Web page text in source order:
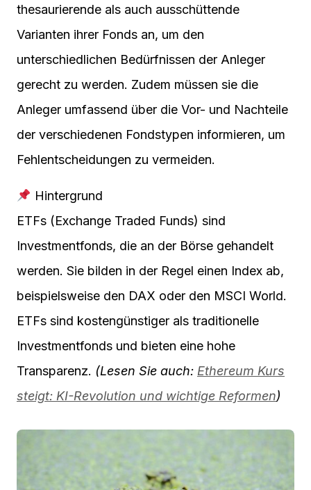
thesaurierende als auch ausschüttende
Varianten ihrer Fonds an, um den
unterschiedlichen Bedürfnissen der Anleger
gerecht zu werden. Zudem müssen sie die
Anleger umfassend über die Vor- und Nachteile
der verschiedenen Fondstypen informieren, um
Fehlentscheidungen zu vermeiden.
Hintergrund
ETFs (Exchange Traded Funds) sind
Investmentfonds, die an der Börse gehandelt
werden. Sie bilden in der Regel einen Index ab,
beispielsweise den DAX oder den MSCI World.
ETFs sind kostengünstiger als traditionelle
Investmentfonds und bieten eine hohe
Transparenz. (Lesen Sie auch: Ethereum Kurs
steigt: KI-Revolution und wichtige Reformen)